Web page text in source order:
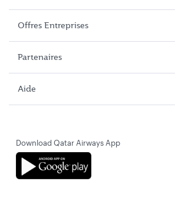
Offres Entreprises
Partenaires
Aide
Download Qatar Airways App